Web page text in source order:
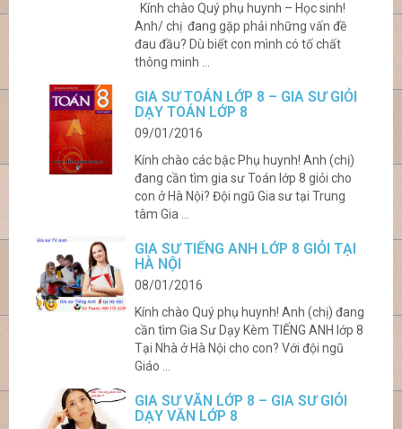
Kính chào Quý phụ huynh – Học sinh!
Anh/ chị đang gặp phải những vấn đề
đau đầu? Dù biết con mình có tố chất
thông minh ...
GIA SƯ TOÁN LỚP 8 – GIA SƯ GIỎI
DẠY TOÁN LỚP 8
09/01/2016
Kính chào các bậc Phụ huynh! Anh (chị)
đang cần tìm gia sư Toán lớp 8 giỏi cho
con ở Hà Nội? Đội ngũ Gia sư tại Trung
tâm Gia ...
GIA SƯ TIẾNG ANH LỚP 8 GIỎI TẠI
HÀ NỘI
08/01/2016
Kính chào Quý phụ huynh! Anh (chị) đang
cần tìm Gia Sư Dạy Kèm TIẾNG ANH lớp 8
Tại Nhà ở Hà Nội cho con? Với đội ngũ
Giáo ...
GIA SƯ VĂN LỚP 8 – GIA SƯ GIỎI
DẠY VĂN LỚP 8